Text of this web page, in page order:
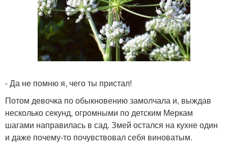
- Да не помню я, чего ты пристал!
Потом девочка по обыкновению замолчала и, выждав
несколько секунд, огромными по детским Меркам
шагами направилась в сад. Змей остался на кухне один
и даже почему-то почувствовал себя виноватым.